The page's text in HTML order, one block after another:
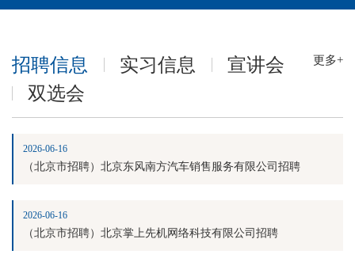
招聘信息 实习信息
宣讲会
双选会
更多+
2026-06-16
（北京市招聘）北京东风南方汽车销售服务有限公司招聘
2026-06-16
（北京市招聘）北京掌上先机网络科技有限公司招聘